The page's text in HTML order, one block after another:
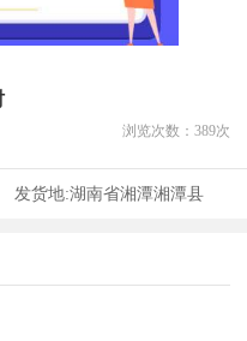
浏览次数： 389次
发货地:湖南省湘潭湘潭县